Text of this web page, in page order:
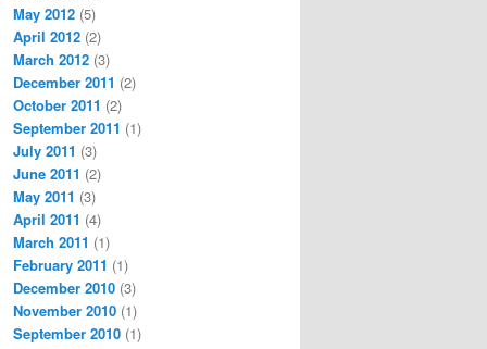
May 2012 (5)
April 2012 (2)
March 2012 (3)
December 2011 (2)
October 2011 (2)
September 2011 (1)
July 2011 (3)
June 2011 (2)
May 2011 (3)
April 2011 (4)
March 2011 (1)
February 2011 (1)
December 2010 (3)
November 2010 (1)
September 2010 (1)